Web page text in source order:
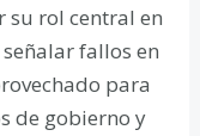
su rol central en
fallos en
para
de gobierno y